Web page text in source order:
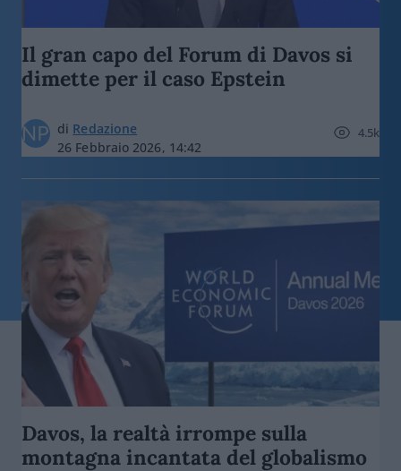
Il gran capo del Forum di Davos si
dimette per il caso Epstein
di Redazione
26 Febbraio 2026, 14:42
4.5k
Davos, la realtà irrompe sulla
montagna incantata del globalismo